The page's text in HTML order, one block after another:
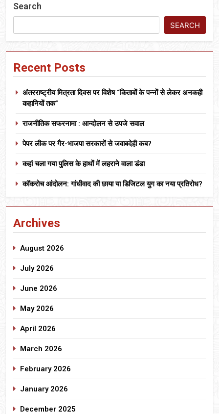
Search
SEARCH
Recent Posts
अंतरराष्ट्रीय मित्रता दिवस पर विशेष “किताबों के पन्नों से लेकर अनकही
कहानियों तक”
राजनीतिक सफरनामा : आन्दोलन से उपजे सवाल
पेपर लीक पर गैर-भाजपा सरकारों से जवाबदेही कब?
कहां चला गया पुलिस के हाथों में लहराने वाला डंडा
कॉकरोच आंदोलन: गांधीवाद की छाया या डिजिटल युग का नया प्रतिरोध?
Archives
August 2026
July 2026
June 2026
May 2026
April 2026
March 2026
February 2026
January 2026
December 2025